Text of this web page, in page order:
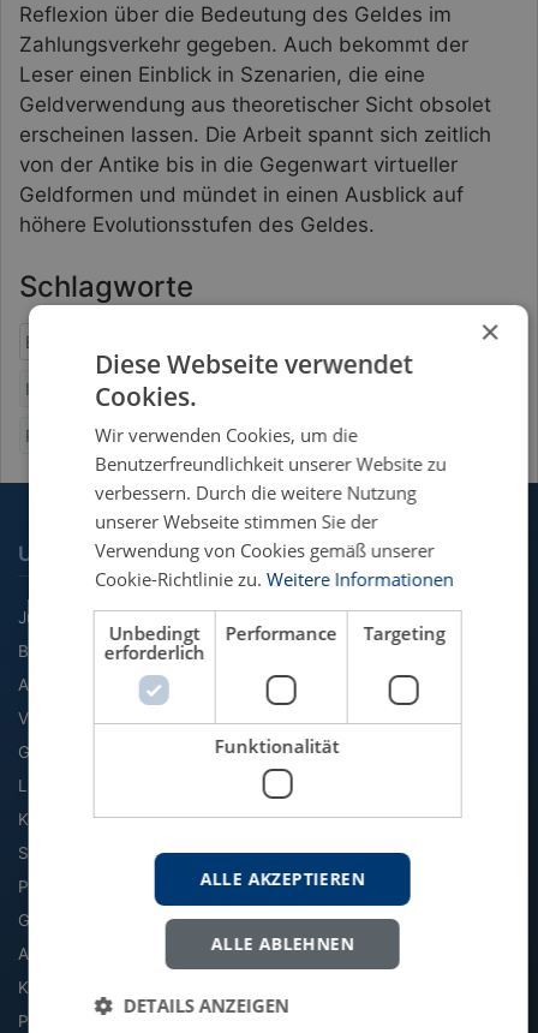
Reflexion über die Bedeutung des Geldes im
Zahlungsverkehr gegeben. Auch bekommt der
Leser einen Einblick in Szenarien, die eine
Geldverwendung aus theoretischer Sicht obsolet
erscheinen lassen. Die Arbeit spannt sich zeitlich
von der Antike bis in die Gegenwart virtueller
Geldformen und mündet in einen Ausblick auf
höhere Evolutionsstufen des Geldes.
Schlagworte
Evolutionstheorie
Institutionstheorie Metall-
Papier- und immaterielles Geld Volkswirtschaftslehre
UNSERE FACHGEBIETE
Jura
BWL
Agrarwissenschaft
VWL
Geographie
Literatur & Sprache
Kommunikation & Medien
Soziologie
Politik
Geschichte
Archäologie & Altertum
Kultur, Kunst & Musik
Philosophie
×
Diese Webseite verwendet
Cookies.
Wir verwenden Cookies, um die
Benutzerfreundlichkeit unserer Website zu
verbessern. Durch die weitere Nutzung
unserer Webseite stimmen Sie der
Verwendung von Cookies gemäß unserer
Cookie-Richtlinie zu. Weitere Informationen
Unbedingt
erforderlich
Performance Targeting
Funktionalität
ALLE AKZEPTIEREN
ALLE ABLEHNEN
DETAILS ANZEIGEN